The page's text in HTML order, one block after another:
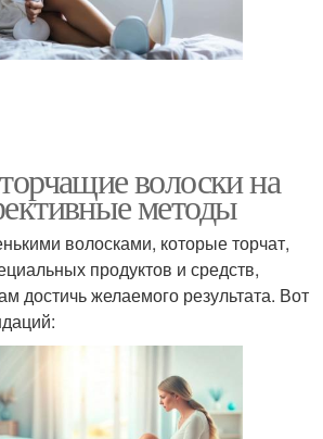
волоски на
методы
волосками, которые торчат,
продуктов и средств,
достичь желаемого результата. Вот